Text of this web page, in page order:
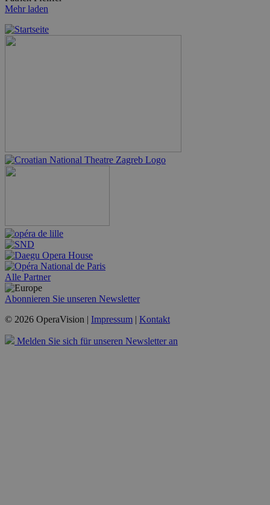
Mehr laden
Alle Partner
Abonnieren Sie unseren Newsletter
© 2026 OperaVision | Impressum | Kontakt
Melden Sie sich für unseren Newsletter an